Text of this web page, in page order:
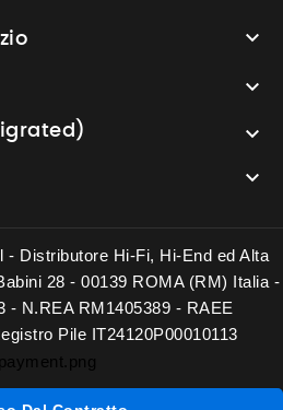




- Distributore Hi-Fi, Hi-End ed Alta
28 - 00139 ROMA (RM) Italia -
- N.REA RM1405389 - RAEE
Pile IT24120P00010113